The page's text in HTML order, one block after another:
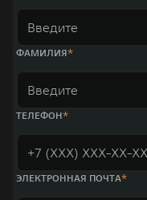
ФАМИЛИЯ
ТЕЛЕФОН
ЭЛЕКТРОННАЯ ПОЧТА